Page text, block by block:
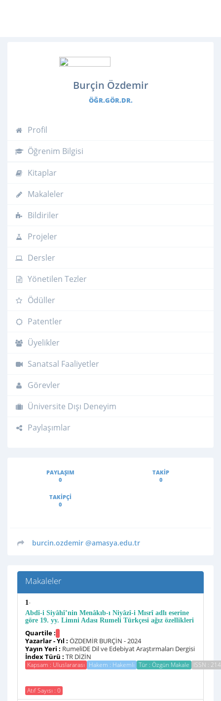
Burçin Özdemir
ÖĞR.GÖR.DR.
Profil
Öğrenim Bilgisi
Kitaplar
Makaleler
Bildiriler
Projeler
Dersler
Yönetilen Tezler
Ödüller
Patentler
Üyelikler
Sanatsal Faaliyetler
Görevler
Üniversite Dışı Deneyim
Paylaşımlar
PAYLAŞIM
0
TAKIP
0
TAKIPÇI
0
burcin.ozdemir @amasya.edu.tr
Makaleler
1-
Abdî-i Siyâhî’nin Menâkıb-ı Niyâzî-i Mısrî adlı eserine
göre 19. yy. Limni Adası Rumeli Türkçesi ağız özellikleri
Quartile :
Yazarlar - Yıl : ÖZDEMİR BURÇİN - 2024
Yayın Yeri : RumeliDE Dil ve Edebiyat Araştırmaları Dergisi
İndex Türü : TR DİZİN
Kapsam : Uluslararası Hakem : Hakemli Tür : Özgün Makale ISSN :
Atıf Sayısı : 0